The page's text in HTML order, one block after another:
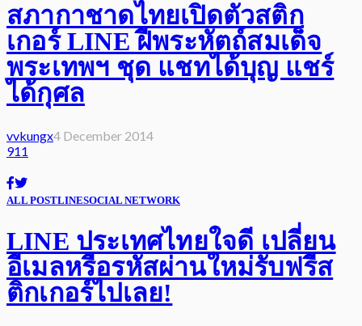
สภากาชาดไทยเปิดตัวสติก
เกอร์ LINE ฝีพระหัตถ์สมเด็จ
พระเทพฯ ชุด แชทได้บุญ แชร์
ได้กุศล
vvkungx4 December 2014
911
ALL POSTLINESOCIAL NETWORK
LINE ประเทศไทยใจดี เปลี่ยน
อีเมลหรือรหัสผ่านใหม่รับฟรีส
ติกเกอร์ไปเลย!